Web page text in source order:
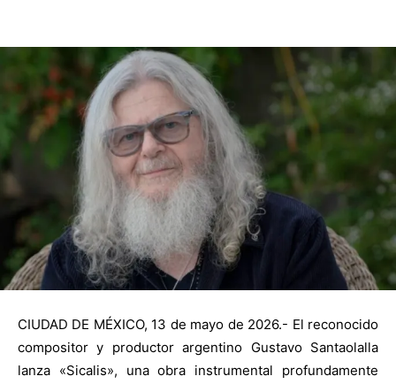
CIUDAD DE MÉXICO, 13 de mayo de 2026.- El reconocido
compositor y productor argentino Gustavo Santaolalla
lanza «Sicalis», una obra instrumental profundamente